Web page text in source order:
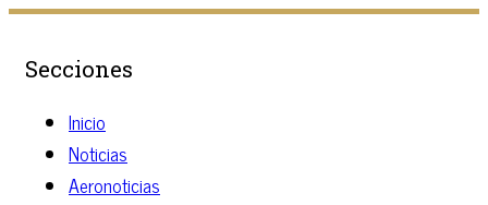
Secciones
Inicio
Noticias
Aeronoticias